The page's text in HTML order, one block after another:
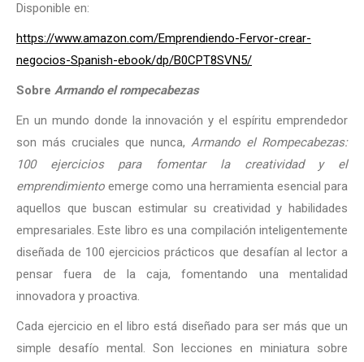
Disponible en:
https://www.amazon.com/Emprendiendo-Fervor-crear-
negocios-Spanish-ebook/dp/B0CPT8SVN5/
Sobre Armando el rompecabezas
En un mundo donde la innovación y el espíritu emprendedor
son más cruciales que nunca, Armando el Rompecabezas:
100 ejercicios para fomentar la creatividad y el
emprendimiento emerge como una herramienta esencial para
aquellos que buscan estimular su creatividad y habilidades
empresariales. Este libro es una compilación inteligentemente
diseñada de 100 ejercicios prácticos que desafían al lector a
pensar fuera de la caja, fomentando una mentalidad
innovadora y proactiva.
Cada ejercicio en el libro está diseñado para ser más que un
simple desafío mental. Son lecciones en miniatura sobre